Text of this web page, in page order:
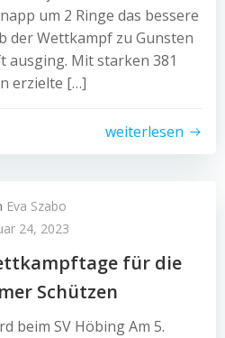
um 2 Ringe das bessere
der Wettkampf zu Gunsten
ausging. Mit starken 381
erzielte […]
weiterlesen
Eva Szabo
24, 2023
für die
Schützen
beim SV Höbing Am 5.